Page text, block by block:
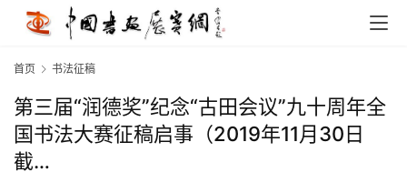
首页 书法征稿
第三届“润德奖”纪念“古田会议”九十周年全
国书法大赛征稿启事（2019年11月30日
截…